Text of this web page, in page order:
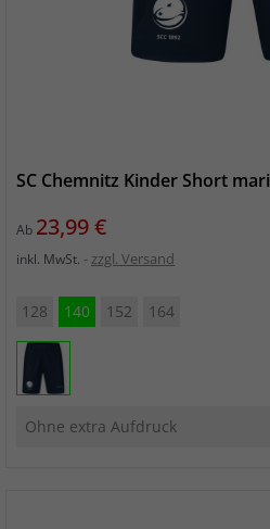
SC Chemnitz Kinder Short
Ab Preis
23,99 €
inkl. MwSt. zzgl. Versand
128 140 152 164